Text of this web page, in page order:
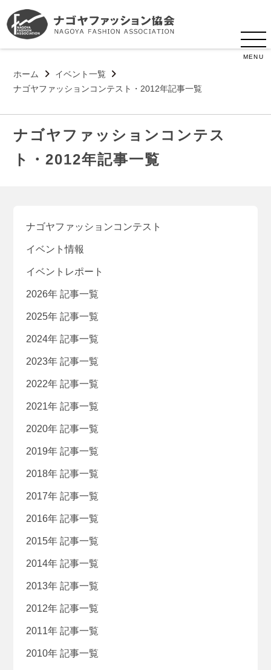
MENU
ホーム
イベント一覧
ナゴヤファッションコンテスト・2012年記事一覧
ナゴヤファッションコンテス
ト・2012年記事一覧
ナゴヤファッションコンテスト
イベント情報
イベントレポート
2026年 記事一覧
2025年 記事一覧
2024年 記事一覧
2023年 記事一覧
2022年 記事一覧
2021年 記事一覧
2020年 記事一覧
2019年 記事一覧
2018年 記事一覧
2017年 記事一覧
2016年 記事一覧
2015年 記事一覧
2014年 記事一覧
2013年 記事一覧
2012年 記事一覧
2011年 記事一覧
2010年 記事一覧